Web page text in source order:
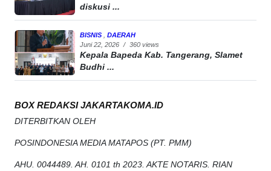
diskusi ...
BISNIS
DAERAH
Juni 22, 2026 / 360 views
Kepala Bapeda Kab. Tangerang, Slamet
Budhi ...
BOX REDAKSI JAKARTAKOMA.ID
DITERBITKAN OLEH
POSINDONESIA MEDIA MATAPOS (PT. PMM)
AHU. 0044489. AH. 0101 th 2023. AKTE NOTARIS. RIAN